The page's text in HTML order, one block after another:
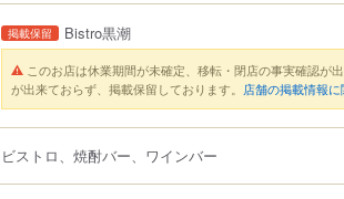
掲載保留 Bistro黒潮
このお店は休業期間が未確定、移転・閉店の事実確認が
が出来ておらず、掲載保留しております。 店舗の掲載情報に
ビストロ、焼酎バー、ワインバー